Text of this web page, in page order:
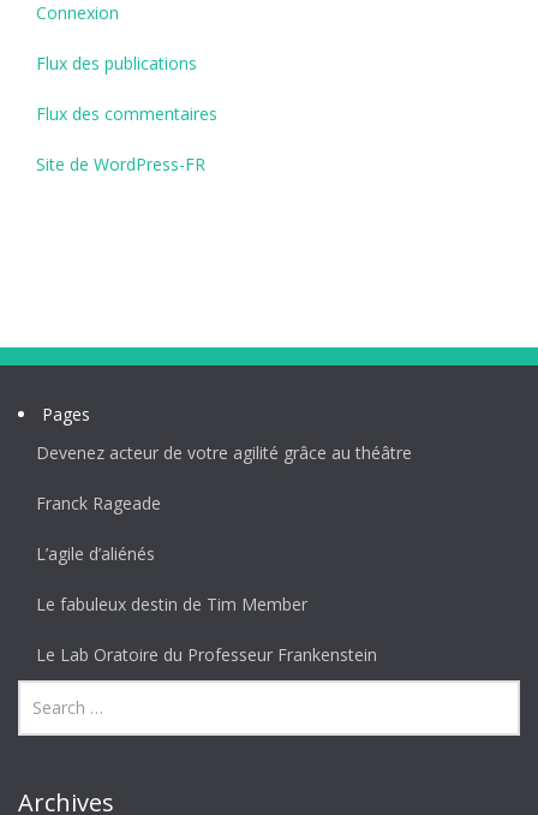
Connexion
Flux des publications
Flux des commentaires
Site de WordPress-FR
Pages
Devenez acteur de votre agilité grâce au théâtre
Franck Rageade
L’agile d’aliénés
Le fabuleux destin de Tim Member
Le Lab Oratoire du Professeur Frankenstein
Archives